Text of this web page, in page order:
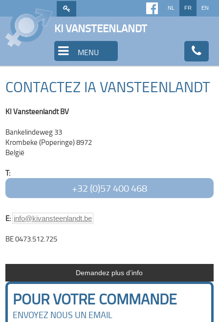
NL FR EN
KI VANSTEENLANDT
MENU
CONTACTEZ IA VANSTEENLANDT
KI Vansteenlandt BV
Bankelindeweg 33
Krombeke (Poperinge) 8972
België
T:
+32 (0)57 400 468
E: info@kivansteenlandt.be
BE 0473.512.725
Demandez plus d’info
POUR VOTRE COMMANDE
ENVOYEZ NOUS UN EMAIL